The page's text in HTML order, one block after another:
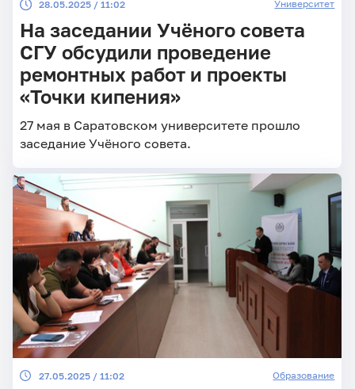
28.05.2025 / 11:02 Университет
На заседании Учёного совета
СГУ обсудили проведение
ремонтных работ и проекты
«Точки кипения»
27 мая в Саратовском университете прошло
заседание Учёного совета.
27.05.2025 / 11:02 Образование